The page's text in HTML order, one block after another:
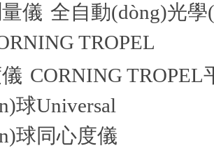
儀 全自動(dòng)光
TROPEL
CORNING TROPEL
球Universal
球同心度儀